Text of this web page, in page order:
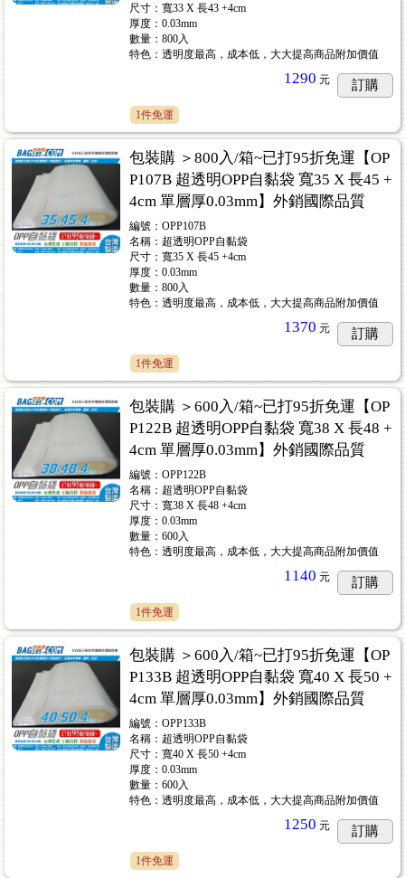
尺寸：寬33 X 長43 +4cm
厚度：0.03mm
數量：800入
特色：透明度最高，成本低，大大提高商品附加價值
1290 元 訂購
1件免運
包裝購 ＞800入/箱~已打95折免運【OP
P107B 超透明OPP自黏袋 寬35 X 長45 +
4cm 單層厚0.03mm】外銷國際品質
編號：OPP107B
名稱：超透明OPP自黏袋
尺寸：寬35 X 長45 +4cm
厚度：0.03mm
數量：800入
特色：透明度最高，成本低，大大提高商品附加價值
1370 元 訂購
1件免運
包裝購 ＞600入/箱~已打95折免運【OP
P122B 超透明OPP自黏袋 寬38 X 長48 +
4cm 單層厚0.03mm】外銷國際品質
編號：OPP122B
名稱：超透明OPP自黏袋
尺寸：寬38 X 長48 +4cm
厚度：0.03mm
數量：600入
特色：透明度最高，成本低，大大提高商品附加價值
1140 元 訂購
1件免運
包裝購 ＞600入/箱~已打95折免運【OP
P133B 超透明OPP自黏袋 寬40 X 長50 +
4cm 單層厚0.03mm】外銷國際品質
編號：OPP133B
名稱：超透明OPP自黏袋
尺寸：寬40 X 長50 +4cm
厚度：0.03mm
數量：600入
特色：透明度最高，成本低，大大提高商品附加價值
1250 元 訂購
1件免運